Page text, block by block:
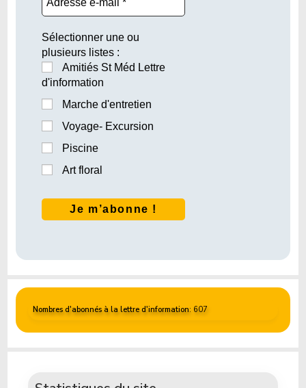
Sélectionner une ou
plusieurs listes :
Amitiés St Méd Lettre
d'information
Marche d'entretien
Voyage- Excursion
Piscine
Art floral
Nombres d'abonnés à la lettre d'information: 607